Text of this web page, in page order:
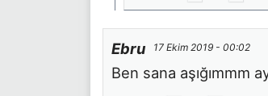
Ebru 17 Ekim 2019 - 00:02
Ben sana aşığımmm